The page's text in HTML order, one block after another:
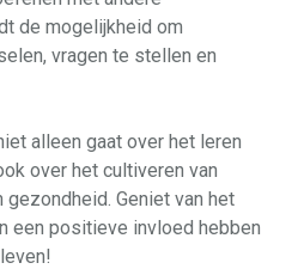
de mogelijkheid om
vragen te stellen en
alleen gaat over het leren
over het cultiveren van
gezondheid. Geniet van het
een positieve invloed hebben